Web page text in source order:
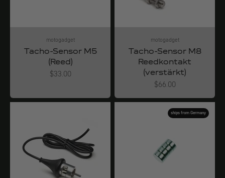
motogadget
Tacho-Sensor M5
(Reed)
Angebot
$33.00
motogadget
Tacho-Sensor M8
Reedkontakt
(verstärkt)
Angebot
$66.00
ships from Germany